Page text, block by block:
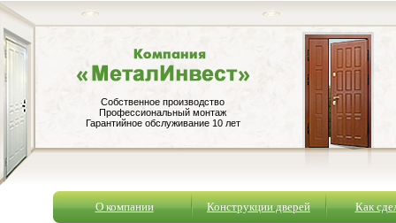
Собственное производство
Профессиональный монтаж
Гарантийное обслуживание 10 лет
О компании Конструкции дверей Как